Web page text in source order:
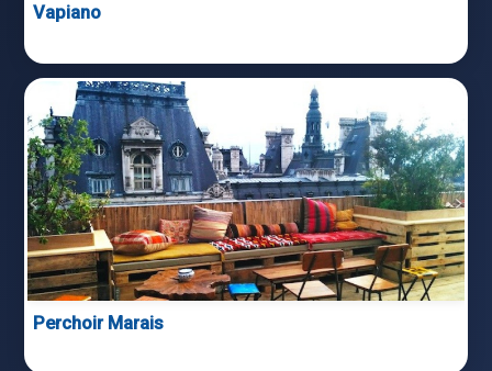
Vapiano
Perchoir Marais